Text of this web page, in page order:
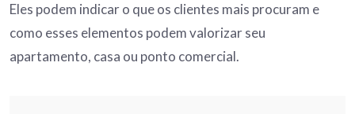
Eles podem indicar o que os clientes mais procuram e
como esses elementos podem valorizar seu
apartamento, casa ou ponto comercial.